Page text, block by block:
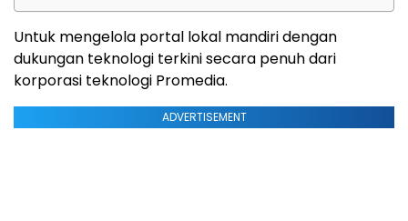
Untuk mengelola portal lokal mandiri dengan
dukungan teknologi terkini secara penuh dari
korporasi teknologi Promedia.
ADVERTISEMENT